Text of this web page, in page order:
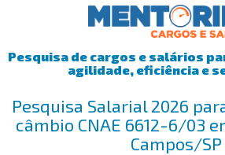
Pesquisa de cargos e salários
agilidade, eficiência e
Pesquisa Salarial 2026
câmbio CNAE 6612-6/03
Campos/SP